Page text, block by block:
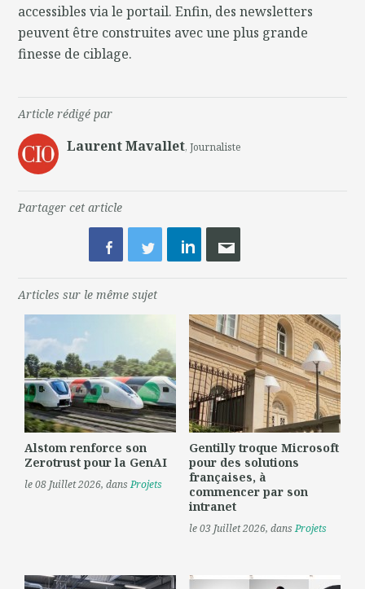
accessibles via le portail. Enfin, des newsletters
peuvent être construites avec une plus grande
finesse de ciblage.
Article rédigé par
Laurent Mavallet, Journaliste
Partager cet article
Articles sur le même sujet
Alstom renforce son
Zerotrust pour la GenAI
le 08 Juillet 2026, dansProjets
Gentilly troque Microsoft
pour des solutions
françaises, à
commencer par son
intranet
le 03 Juillet 2026, dansProjets